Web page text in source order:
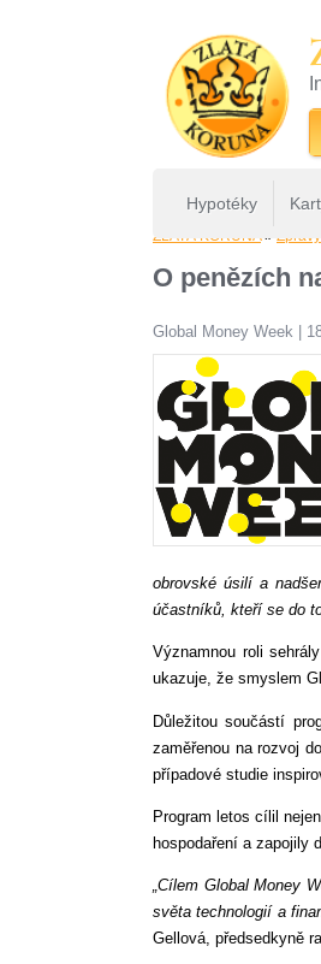
Hypotéky
ZLATÁ KORUNA» Zprávy
O penězích
Global Money Week
obrovské úsilí a
účastníků, kteří se do
Významnou roli
ukazuje, že smyslem
Důležitou součástí
zaměřenou na rozvoj
případové studie
Program letos cílil
hospodaření a zapojily
„Cílem Global Money
světa technologií a
Gellová, předsedkyně